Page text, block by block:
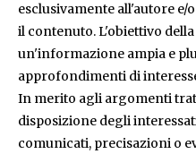
esclusivamente all'autore
il contenuto. L'obiettivo
un'informazione ampia e
approfondimenti di
In merito agli argomenti
disposizione degli
comunicati, precisazioni o